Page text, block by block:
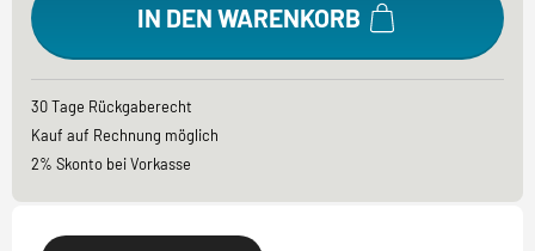
IN DEN WARENKORB
30 Tage Rückgaberecht
Kauf auf Rechnung möglich
2% Skonto bei Vorkasse